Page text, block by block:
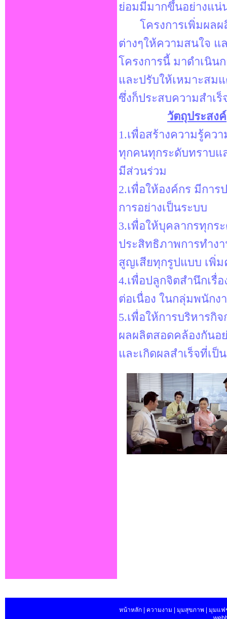
ย่อมมีมากขึ้นอย่างแน่
โครงการเพิ่มผลผลิ
ต่างๆให้ความสนใจ แ
โครงการนี้ มาดำเนิน
และปรับให้เหมาะสม
ซึ่งก็ประสบความสำเร็
วัตถุประสงค์
1.เพื่อสร้างความรู้คว
ทุกคนทุกระดับทราบแ
มีส่วนร่วม
2.เพื่อให้องค์กร มีกา
การอย่างเป็นระบบ
3.เพื่อให้บุคลากรทุกร
ประสิทธิภาพการทำง
สูญเสียทุกรูปแบบ เพิ่
4.เพื่อปลูกจิตสำนึกเรื่
ต่อเนื่อง ในกลุ่มพนักง
5.เพื่อให้การบริหารกิ
ผลผลิตสอดคล้องกันอ
และเกิดผลสำเร็จที่เป็
หน้าหลัก | ความงาม | มุมสุขภาพ | มุมแฟ